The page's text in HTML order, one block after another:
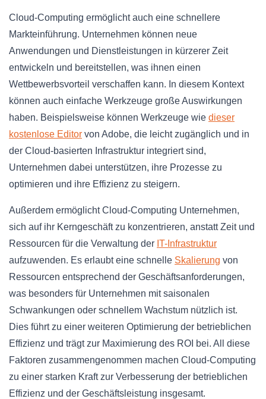
Cloud-Computing ermöglicht auch eine schnellere
Markteinführung. Unternehmen können neue
Anwendungen und Dienstleistungen in kürzerer Zeit
entwickeln und bereitstellen, was ihnen einen
Wettbewerbsvorteil verschaffen kann. In diesem Kontext
können auch einfache Werkzeuge große Auswirkungen
haben. Beispielsweise können Werkzeuge wie dieser
kostenlose Editor von Adobe, die leicht zugänglich und in
der Cloud-basierten Infrastruktur integriert sind,
Unternehmen dabei unterstützen, ihre Prozesse zu
optimieren und ihre Effizienz zu steigern.
Außerdem ermöglicht Cloud-Computing Unternehmen,
sich auf ihr Kerngeschäft zu konzentrieren, anstatt Zeit und
Ressourcen für die Verwaltung der IT-Infrastruktur
aufzuwenden. Es erlaubt eine schnelle Skalierung von
Ressourcen entsprechend der Geschäftsanforderungen,
was besonders für Unternehmen mit saisonalen
Schwankungen oder schnellem Wachstum nützlich ist.
Dies führt zu einer weiteren Optimierung der betrieblichen
Effizienz und trägt zur Maximierung des ROI bei. All diese
Faktoren zusammengenommen machen Cloud-Computing
zu einer starken Kraft zur Verbesserung der betrieblichen
Effizienz und der Geschäftsleistung insgesamt.